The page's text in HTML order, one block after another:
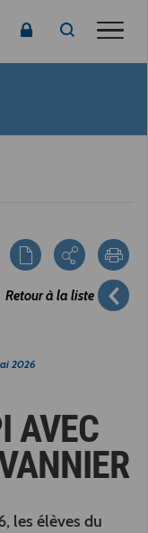
Retour à la liste
2026
AVEC
les élèves du